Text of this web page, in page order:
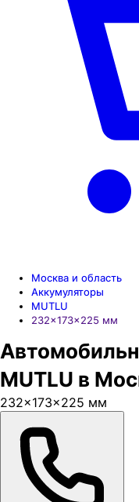
Москва и область
Аккумуляторы
MUTLU
232×173×225 мм
MUTLU в
232×173×225 мм